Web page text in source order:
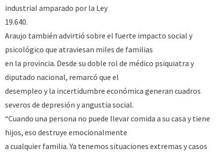
industrial amparado por la Ley
19.640.
Araujo también advirtió sobre el fuerte impacto social y
psicológico que atraviesan miles de familias
en la provincia. Desde su doble rol de médico psiquiatra y
diputado nacional, remarcó que el
desempleo y la incertidumbre económica generan cuadros
severos de depresión y angustia social.
“Cuando una persona no puede llevar comida a su casa y tiene
hijos, eso destruye emocionalmente
a cualquier familia. Ya tenemos situaciones extremas y casos